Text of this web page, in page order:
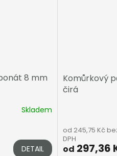
8 mm
Skladem
DETAIL
Komůrkový
čirá
od 245,75 Kč
DPH
od 297,36